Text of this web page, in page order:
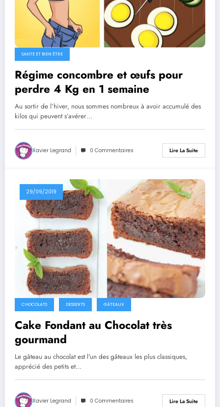
SANTE ET BIEN ÊTRE
Régime concombre et œufs pour
perdre 4 Kg en 1 semaine
Au sortir de l’hiver, nous sommes nombreux à avoir accumulé des
kilos qui peuvent s’avérer…
Xavier Legrand 0 Commentaires Lire La Suite
29/09/2019
CHOCOLATS DESSERTS GÂTEAUX
Cake Fondant au Chocolat très
gourmand
Le gâteau au chocolat est l'un des gâteaux les plus classiques,
apprécié des petits et…
Xavier Legrand 0 Commentaires Lire La Suite